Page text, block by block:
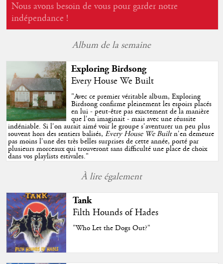
Nous avons besoin de vous pour garder notre
indépendance !
Album de la semaine
Exploring Birdsong
Every House We Built
"Avec ce premier véritable album, Exploring
Birdsong confirme pleinement les espoirs placés
en lui - peut-être pas exactement de la manière
que l'on imaginait - mais avec une réussite
indéniable. Si l'on aurait aimé voir le groupe s'aventurer un peu plus
souvent hors des sentiers balisés,Every House We Builtn'en demeure
pas moins l'une des très belles surprises de cette année, porté par
plusieurs morceaux qui trouveront sans difficulté une place de choix
dans vos playlists estivales."
À lire également
Tank
Filth Hounds of Hades
"Who Let the Dogs Out?"